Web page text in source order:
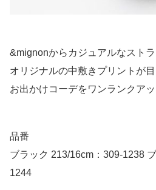
&mignonからカジュアルなストラ
オリジナルの中敷きプリントが目
お出かけコーデをワンランクア
品番
ブラック 213/16cm：309-1238
1244